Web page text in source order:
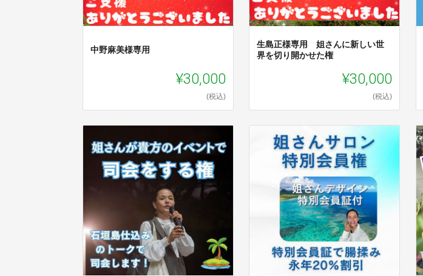
中野麻美様専用
¥30,000
(税込)
生島正様専用 姐さんに新しい世
界を切り開かせた権
¥30,000
(税込)